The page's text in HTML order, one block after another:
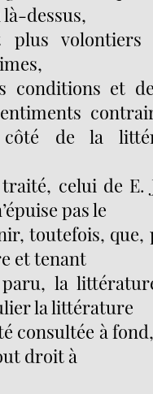
dessus,
plus
conditions et
de la
celui de E.
pas le
toutefois,
et tenant
la
la littérature
consultée à
droit à